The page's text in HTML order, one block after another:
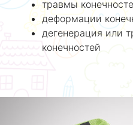
травмы
деформации
дегенерация или
конечностей